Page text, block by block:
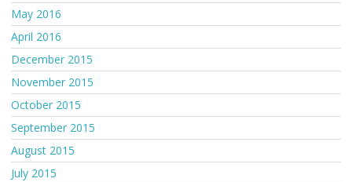
May 2016
April 2016
December 2015
November 2015
October 2015
September 2015
August 2015
July 2015